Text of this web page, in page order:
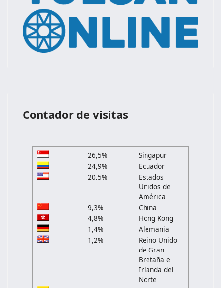
Contador de visitas
26,5%
Singapur
24,9%
Ecuador
20,5%
Estados
Unidos de
América
9,3%
China
4,8%
Hong Kong
1,4%
Alemania
1,2%
Reino Unido
de Gran
Bretaña e
Irlanda del
Norte